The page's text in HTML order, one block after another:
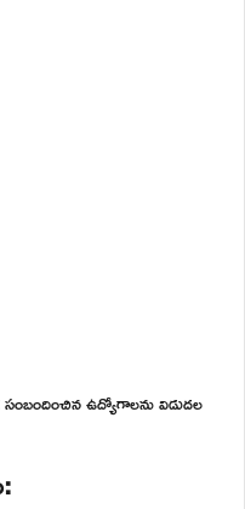
ఉద్యోగాలను విడుదల